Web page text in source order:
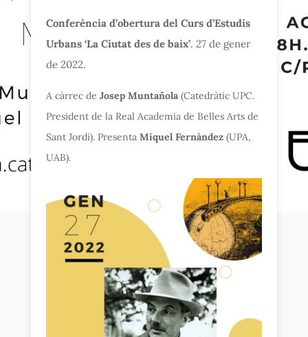
Conferència d’obertura del Curs d’Estudis
Urbans ‘La Ciutat des de baix’. 27 de gener
de 2022.
A càrrec deJosep Muntañola (Catedràtic UPC.
President de la Real Academia de Belles Arts de
Sant Jordi). PresentaMiquel Fernàndez (UPA,
UAB).